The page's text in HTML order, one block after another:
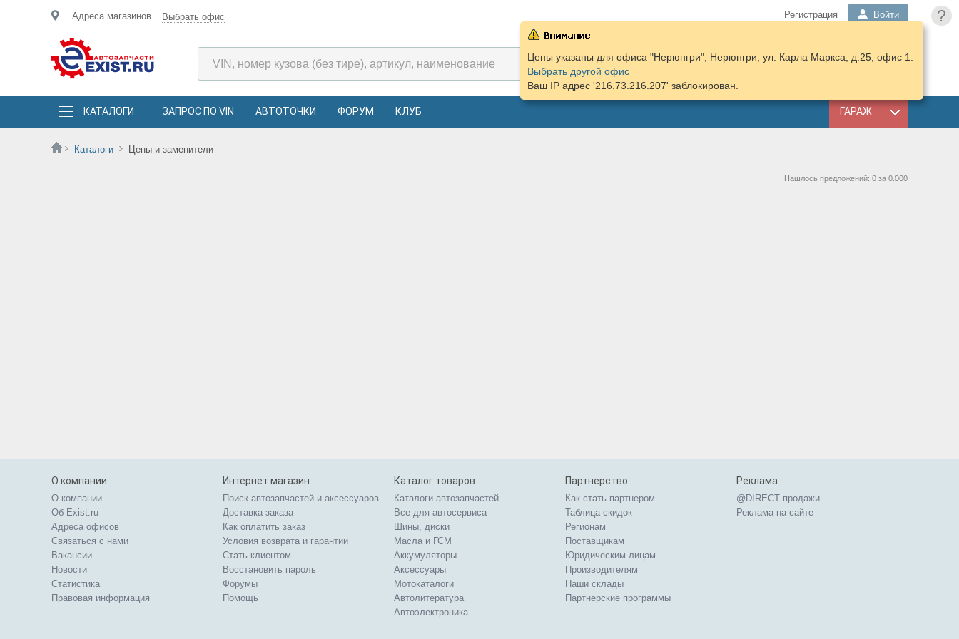
?
Адреса магазинов Выбрать офис Регистрация Войти
КОРЗИНА
ПОДОБРАТЬ
КАТАЛОГИ ЗАПРОС ПО VIN АВТОТОЧКИ ФОРУМ КЛУБ ГАРАЖ
Каталоги Цены и заменители
Цены указаны для офиса "Нерюнгри", Нерюнгри, ул. Карла Маркса, д.25, офис 1.
Выбрать другой офис
Ваш IP адрес '216.73.216.207' заблокирован.
Нашлось предложений: 0 за 0.000
О компании
О компании
Об Exist.ru
Адреса офисов
Связаться с нами
Вакансии
Новости
Статистика
Правовая информация
Интернет магазин
Поиск автозапчастей и аксессуаров
Доставка заказа
Как оплатить заказ
Условия возврата и гарантии
Стать клиентом
Восстановить пароль
Форумы
Помощь
Каталог товаров
Каталоги автозапчастей
Все для автосервиса
Шины, диски
Масла и ГСМ
Аккумуляторы
Аксессуары
Мотокаталоги
Автолитература
Автоэлектроника
Партнерство
Как стать партнером
Таблица скидок
Регионам
Поставщикам
Юридическим лицам
Производителям
Наши склады
Партнерские программы
Реклама
@DIRECT продажи
Реклама на сайте